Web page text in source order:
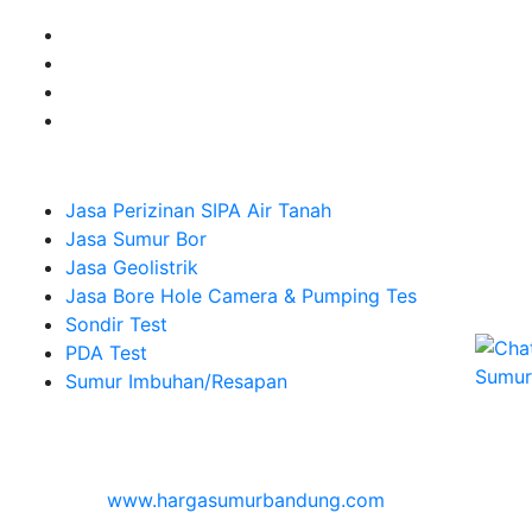
Jasa Perizinan SIPA Air Tanah
Jasa Sumur Bor
Jasa Geolistrik
Jasa Bore Hole Camera & Pumping Tes
Sondir Test
PDA Test
Sumur Imbuhan/Resapan
www.hargasumurbandung.com